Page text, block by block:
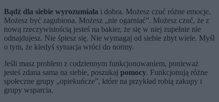
Bądź dla siebie wyrozumiała i dobra. Możesz czuć różne emocje.
Możesz być zagubiona. Możesz „nie ogarniać”. Możesz czuć, że z
nową rzeczywistością jesteś na bakier, że się w niej zupełnie nie
odnajdujesz. Nie śpiesz się. Nie wymagaj od siebie zbyt wiele. Myśl
o tym, że kiedyś sytuacja wróci do normy.
Jeśli masz problem z codziennym funkcjonowaniem, ponieważ
jesteś zdana sama na siebie, poszukaj pomocy. Funkcjonują różne
społeczne grupy „opiekuńcze”, które na przykład robią zakupy i
grupy wsparcia.